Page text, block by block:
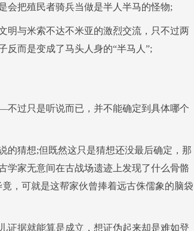
会把殖民者骑兵当做是半人半马的怪物;
明与米索不达不米亚的激烈交流，只不过两
反而是变成了马头人身的“半马人”;
过只是听说而已，并不能确定到具体哪个
的猜想;但既然这只是猜想还没最后确定，那
学家无意间在古战场遗迹上发现了什么骨骼
，可就是这帮家伙曾捧着远古侏儒象的脑袋
证据就能算是成立，想证伪起来却是难如登